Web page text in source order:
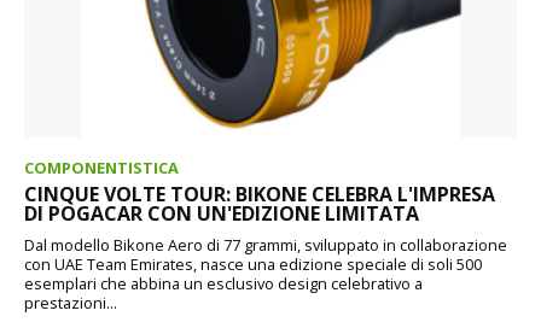
COMPONENTISTICA
CINQUE VOLTE TOUR: BIKONE CELEBRA L'IMPRESA
DI POGACAR CON UN'EDIZIONE LIMITATA
Dal modello Bikone Aero di 77 grammi, sviluppato in collaborazione
con UAE Team Emirates, nasce una edizione speciale di soli 500
esemplari che abbina un esclusivo design celebrativo a
prestazioni...